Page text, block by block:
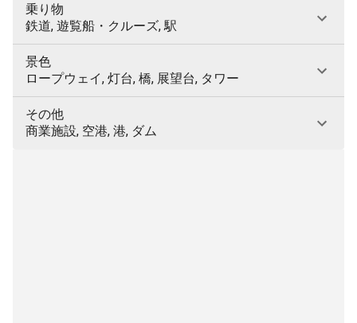
乗り物
鉄道, 遊覧船・クルーズ, 駅
景色
ロープウェイ, 灯台, 橋, 展望台, タワー
その他
商業施設, 空港, 港, ダム